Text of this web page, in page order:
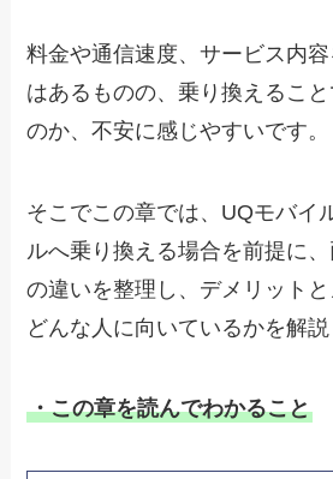
料金や通信速度、サービス内
はあるものの、乗り換えるこ
のか、不安に感じやすいです。
そこでこの章では、UQモバイ
ルへ乗り換える場合を前提に
の違いを整理し、デメリット
どんな人に向いているかを解説
・この章を読んでわかること